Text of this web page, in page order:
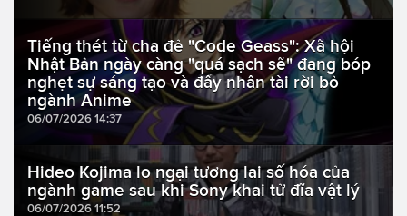
Tiếng thét từ cha đẻ "Code Geass": Xã hội
Nhật Bản ngày càng "quá sạch sẽ" đang bóp
nghẹt sự sáng tạo và đẩy nhân tài rời bỏ
ngành Anime
06/07/2026 14:37
Hideo Kojima lo ngại tương lai số hóa của
ngành game sau khi Sony khai tử đĩa vật lý
06/07/2026 11:52